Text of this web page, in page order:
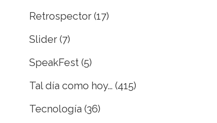
Retrospector (17)
Slider (7)
SpeakFest (5)
Tal día como hoy… (415)
Tecnología (36)